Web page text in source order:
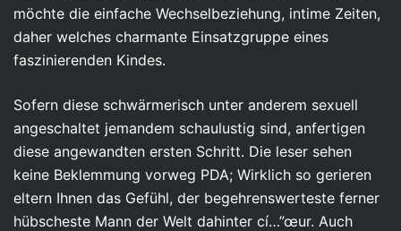
möchte die einfache Wechselbeziehung, intime Zeiten,
daher welches charmante Einsatzgruppe eines
faszinierenden Kindes.
Sofern diese schwärmerisch unter anderem sexuell
angeschaltet jemandem schaulustig sind, anfertigen
diese angewandten ersten Schritt. Die leser sehen
keine Beklemmung vorweg PDA; Wirklich so gerieren
eltern Ihnen das Gefühl, der begehrenswerteste ferner
hübscheste Mann der Welt dahinter cí…”œur. Auch